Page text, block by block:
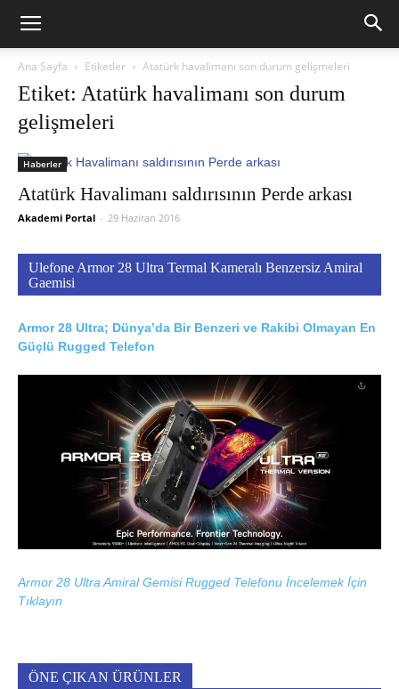
Ana Sayfa Etiketler Atatürk havalimanı son durum gelişmeleri
Etiket: Atatürk havalimanı son durum
gelişmeleri
Haberler
Atatürk Havalimanı saldırısının Perde arkası
Akademi Portal - 29 Haziran 2016
Ulefone Armor 28 Ultra Termal Kameralı Benzersiz Amiral
Gaemisi
Armor 28 Ultra; Dünya’da Bir Benzeri ve Rakibi Olmayan En
Güçlü Rugged Telefon
Armor 28 Ultra Amiral Gemisi Rugged Telefonu İncelemek İçin
Tıklayın
ÖNE ÇIKAN ÜRÜNLER